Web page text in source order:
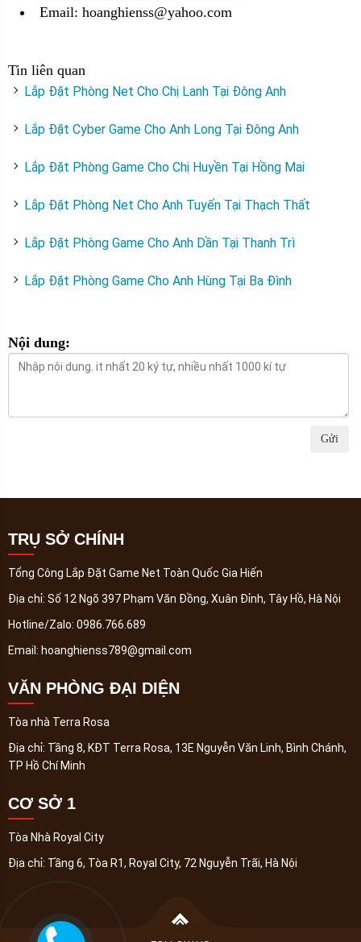
Email: hoanghienss@yahoo.com
Tin liên quan
Lắp Đặt Phòng Net Cho Chị Lanh Tại Đông Anh
Lắp Đặt Cyber Game Cho Anh Long Tại Đông Anh
Lắp Đặt Phòng Game Cho Chị Huyền Tại Hồng Mai
Lắp Đặt Phòng Net Cho Anh Tuyến Tại Thạch Thất
Lắp Đặt Phòng Game Cho Anh Dần Tại Thanh Trì
Lắp Đặt Phòng Game Cho Anh Hùng Tại Ba Đình
Nội dung:
Gửi
TRỤ SỞ CHÍNH
Tổng Công Lắp Đặt Game Net Toàn Quốc Gia Hiến
Địa chỉ: Số 12 Ngõ 397 Phạm Văn Đồng, Xuân Đỉnh, Tây Hồ, Hà Nội
Hotline/Zalo: 0986.766.689
Email: hoanghienss789@gmail.com
VĂN PHÒNG ĐẠI DIỆN
Tòa nhà Terra Rosa
Địa chỉ: Tầng 8, KĐT Terra Rosa, 13E Nguyễn Văn Linh, Bình Chánh,
TP Hồ Chí Minh
CƠ SỞ 1
Tòa Nhà Royal City
Địa chỉ: Tầng 6, Tòa R1, Royal City, 72 Nguyễn Trãi, Hà Nội